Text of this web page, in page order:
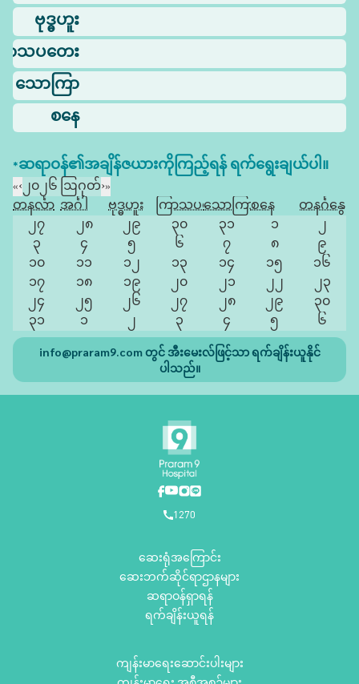
ဗုဒ္ဓဟူး
ာသပတေး
သောကြာ
စနေ
*ဆရာဝန်၏အချိန်ဇယားကိုကြည့်ရန် ရက်ရွေးချယ်ပါ။
«‹ ၂၀၂၆ ဩဂုတ်›»
တနင်္လာ အင်္ဂါ ဗုဒ္ဓဟူး ကြာသပတေးသောကြာစနေ
တနင်္ဂနွေ
၂၇
၂၈ ၂၉ ၃၀ ၃၁ ၁
၂
၃
၄ ၅ ၆ ၇ ၈
၉
၁၀
၁၁ ၁၂ ၁၃ ၁၄ ၁၅
၁၆
၁၇
၁၈ ၁၉ ၂၀ ၂၁ ၂၂
၂၃
၂၄
၂၅ ၂၆ ၂၇ ၂၈ ၂၉
၃၀
၃၁
၁ ၂ ၃ ၄ ၅ ၆
info@praram9.comတွင် အီးမေးလ်ဖြင့်သာ ရက်ချိန်းယူနိုင်
ပါသည်။
1270
ဆေးရုံအကြောင်း
ဆေးဘက်ဆိုင်ရာဌာနများ
ဆရာဝန်ရှာရန်
ရက်ချိန်းယူရန်
ကျန်းမာရေးဆောင်းပါးများ